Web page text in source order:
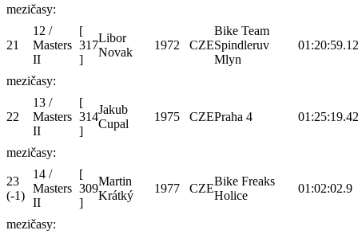
mezičasy:
21
12 /
Masters
II
[
317
]
Libor
Novak
1972 CZE
Bike Team
Spindleruv
Mlyn
01:20:59.1
mezičasy:
22
13 /
Masters
II
[
314
]
Jakub
Cupal
1975 CZEPraha 4 01:25:19.4
mezičasy:
23
(-1)
14 /
Masters
II
[
309
]
Martin
Krátký
1977 CZE
Bike Freaks
Holice
01:02:02.9
mezičasy: